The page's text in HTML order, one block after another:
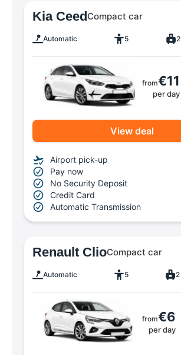
Kia Ceed Compact car
Automatic 5 2
from€11
per day
View deal
Airport pick-up
Pay now
No Security Deposit
Credit Card
Automatic Transmission
Renault ClioCompact car
Automatic 5 2
from€6
per day